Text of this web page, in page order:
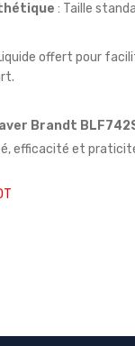
: Taille
offert pour
Brandt
efficacité et